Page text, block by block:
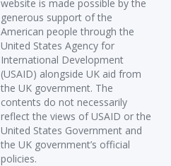
website is made possible by the
generous support of the
American people through the
United States Agency for
International Development
(USAID) alongside UK aid from
the UK government. The
contents do not necessarily
reflect the views of USAID or the
United States Government and
the UK government’s official
policies.